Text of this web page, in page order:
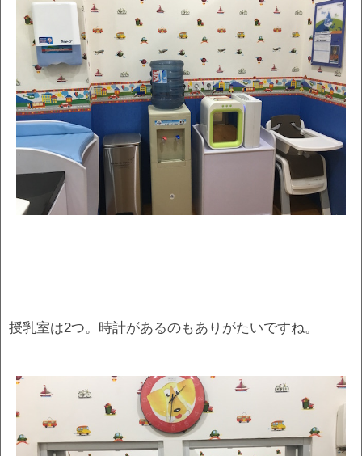
授乳室は2つ。時計があるのもありがたいですね。